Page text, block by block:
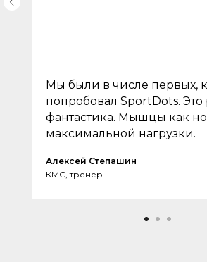
Мы были в числе первых,
попробовал SportDots. Это
фантастика. Мышцы как
максимальной нагрузки.
Алексей Степашин
КМС, тренер